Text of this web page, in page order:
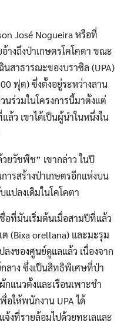
José Nogueira หรือที่
างถึงป่าเกษตรโคโคตา ขณะ
นสาธารณะของบราซิล (UPA)
ฟุต) ซึ่งตั้งอยู่ระหว่างลาน
นร่วมในโครงการนี้มาตั้งแต่
ว เขาได้เป็นผู้นำในหนึ่งใน
ยวัชพืช” เขากล่าว ในปี
ารสร้างป่าเกษตรอีกแห่งบน
ปลงเดิมในโคโคตา
อที่มันเริ่มต้นเมื่อสามปีที่แล้ว
ต (Bixa orellana) และมะรุม
งของศูนย์ดูแลแล้ว เนื่องจาก
ลาง ซึ่งเป็นสิทธิพิเศษที่ป่า
แนวตั้งและเรือนเพาะชำ
อให้พนักงาน UPA ได้
งที่รายล้อมไปด้วยทะเลและ